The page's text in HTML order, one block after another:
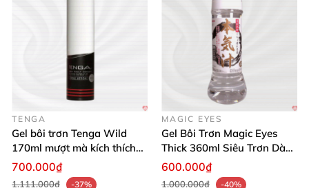
TENGA
Gel bôi trơn Tenga Wild
170ml mượt mà kích thích
cảm xúc mạnh
700.000₫
1.111.000₫
-37%
MAGIC EYES
Gel Bôi Trơn Magic Eyes
Thick 360ml Siêu Trơn Dày
Dưỡng Ẩm
600.000₫
1.000.000₫
-40%